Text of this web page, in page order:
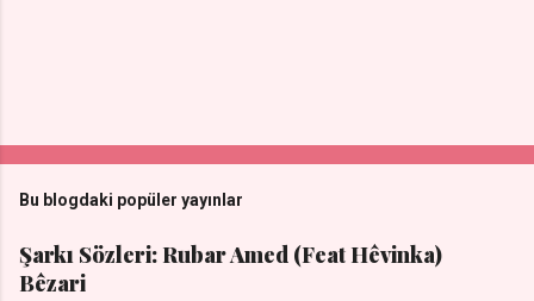
Bu blogdaki popüler yayınlar
Şarkı Sözleri: Rubar Amed (Feat Hêvinka)
Bêzari